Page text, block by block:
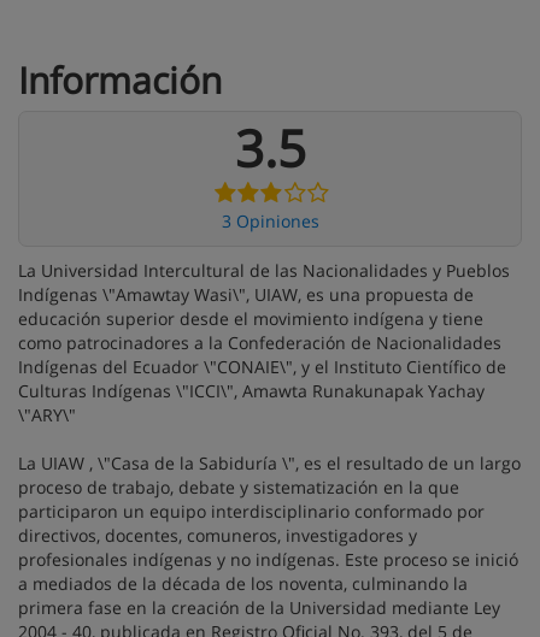
Información
3.5
3 Opiniones
La Universidad Intercultural de las Nacionalidades y Pueblos
Indígenas \"Amawtay Wasi\", UIAW, es una propuesta de
educación superior desde el movimiento indígena y tiene
como patrocinadores a la Confederación de Nacionalidades
Indígenas del Ecuador \"CONAIE\", y el Instituto Científico de
Culturas Indígenas \"ICCI\", Amawta Runakunapak Yachay
\"ARY\"
La UIAW , \"Casa de la Sabiduría \", es el resultado de un largo
proceso de trabajo, debate y sistematización en la que
participaron un equipo interdisciplinario conformado por
directivos, docentes, comuneros, investigadores y
profesionales indígenas y no indígenas. Este proceso se inició
a mediados de la década de los noventa, culminando la
primera fase en la creación de la Universidad mediante Ley
2004 - 40, publicada en Registro Oficial No. 393, del 5 de